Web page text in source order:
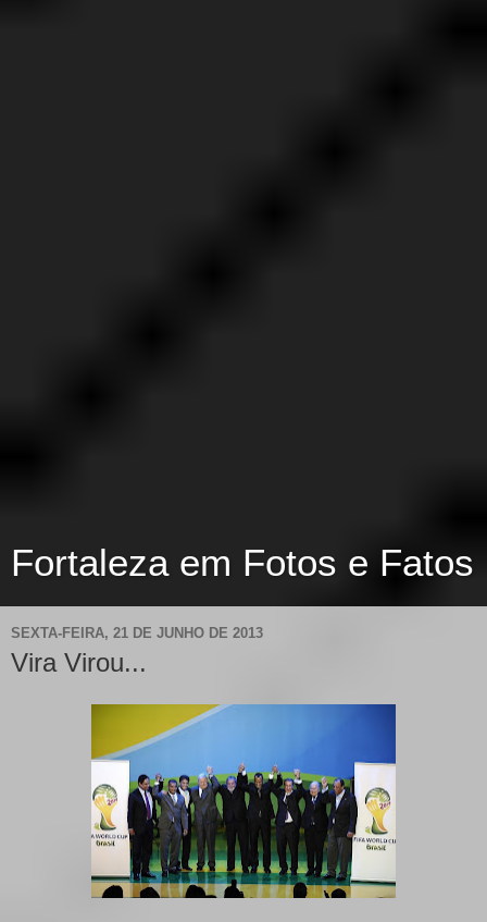
Fortaleza em Fotos e Fatos
SEXTA-FEIRA, 21 DE JUNHO DE 2013
Vira Virou...